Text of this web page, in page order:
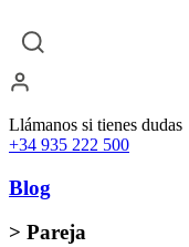
Llámanos si tienes dudas
+34 935 222 500
Blog
> Pareja